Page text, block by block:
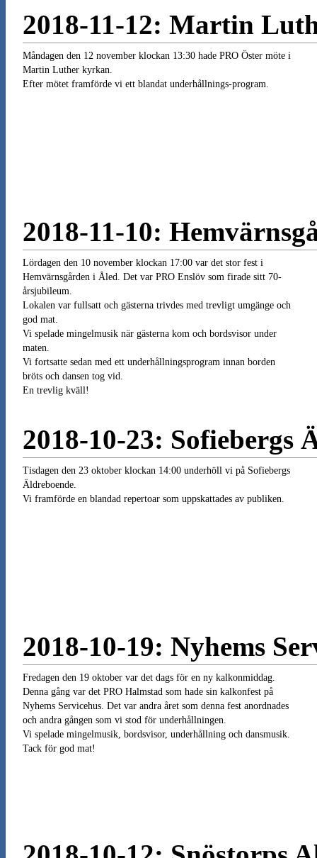
2018-11-12: Martin
Måndagen den 12 november klockan 13:30 hade PRO Öster möte i
Martin Luther kyrkan.
Efter mötet framförde vi ett blandat underhållnings-program.
2018-11-10:
Lördagen den 10 november klockan 17:00 var det stor fest i
Hemvärnsgården i Åled. Det var PRO Enslöv som firade sitt 70-
årsjubileum.
Lokalen var fullsatt och gästerna trivdes med trevligt umgänge och
god mat.
Vi spelade mingelmusik när gästerna kom och bordsvisor under
maten.
Vi fortsatte sedan med ett underhållningsprogram innan borden
bröts och dansen tog vid.
En trevlig kväll!
2018-10-23: Sofiebergs
Tisdagen den 23 oktober klockan 14:00 underhöll vi på Sofiebergs
Äldreboende.
Vi framförde en blandad repertoar som uppskattades av publiken.
2018-10-19: Nyhems
Fredagen den 19 oktober var det dags för en ny kalkonmiddag.
Denna gång var det PRO Halmstad som hade sin kalkonfest på
Nyhems Servicehus. Det var andra året som denna fest anordnades
och andra gången som vi stod för underhållningen.
Vi spelade mingelmusik, bordsvisor, underhållning och dansmusik.
Tack för god mat!